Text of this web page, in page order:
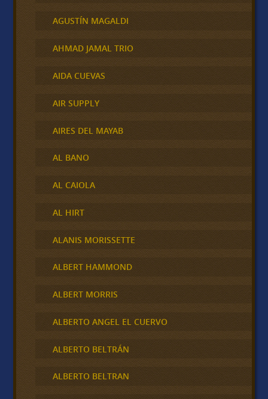
AGUSTÍN MAGALDI
AHMAD JAMAL TRIO
AIDA CUEVAS
AIR SUPPLY
AIRES DEL MAYAB
AL BANO
AL CAIOLA
AL HIRT
ALANIS MORISSETTE
ALBERT HAMMOND
ALBERT MORRIS
ALBERTO ANGEL EL CUERVO
ALBERTO BELTRÁN
ALBERTO BELTRAN